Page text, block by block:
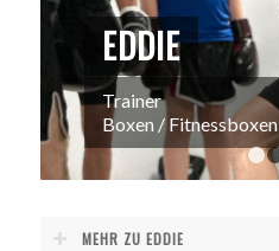
EDDIE
Trainer
Boxen / Fitnessboxen
MEHR ZU EDDIE